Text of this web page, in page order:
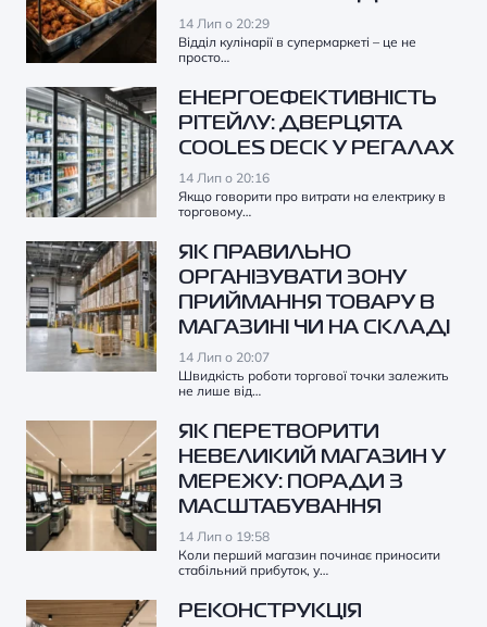
14 Лип о 20:29
Відділ кулінарії в супермаркеті – це не
просто…
ЕНЕРГОЕФЕКТИВНІСТЬ
РІТЕЙЛУ: ДВЕРЦЯТА
COOLES DECK У РЕГАЛАХ
14 Лип о 20:16
Якщо говорити про витрати на електрику в
торговому…
ЯК ПРАВИЛЬНО
ОРГАНІЗУВАТИ ЗОНУ
ПРИЙМАННЯ ТОВАРУ В
МАГАЗИНІ ЧИ НА СКЛАДІ
14 Лип о 20:07
Швидкість роботи торгової точки залежить
не лише від…
ЯК ПЕРЕТВОРИТИ
НЕВЕЛИКИЙ МАГАЗИН У
МЕРЕЖУ: ПОРАДИ З
МАСШТАБУВАННЯ
14 Лип о 19:58
Коли перший магазин починає приносити
стабільний прибуток, у…
РЕКОНСТРУКЦІЯ